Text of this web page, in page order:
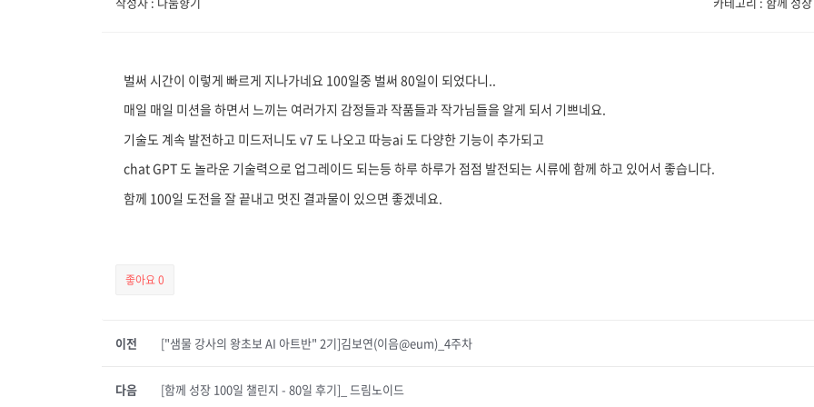
벌써 시간이 이렇게 빠르게 지나가네요 100일중 벌써 80일이 되었다니..
매일 매일 미션을 하면서 느끼는 여러가지 감정들과 작품들과 작가님들을 알게 되서 기쁘네요.
기술도 계속 발전하고 미드저니도 v7 도 나오고 따능ai 도 다양한 기능이 추가되고
chat GPT 도 놀라운 기술력으로 업그레이드 되는등 하루 하루가 점점 발전되는 시류에 함께 하고 있어서 좋습니다.
함께 100일 도전을 잘 끝내고 멋진 결과물이 있으면 좋겠네요.
좋아요0
이전 ["샘물 강사의 왕초보 AI 아트반" 2기]김보연(이음@eum)_4주차
[함께 성장 100일 챌린지 - 80일 후기]_ 드림노이드
다음